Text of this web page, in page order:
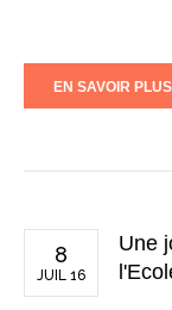
EN SAVOIR
8
JUIL 16
Une